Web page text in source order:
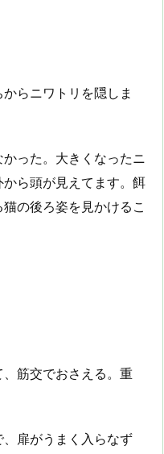
らニワトリを隠しま
った。大きくなったニ
ら頭が見えてます。餌
の後ろ姿を見かけるこ
筋交でおさえる。重
扉がうまく入らなず